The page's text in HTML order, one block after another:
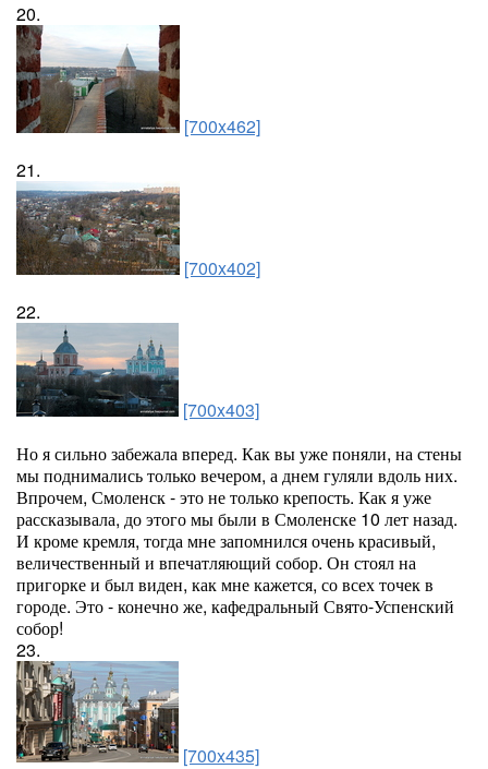
20.
[700x462]
21.
[700x402]
22.
[700x403]
Но я сильно забежала вперед. Как вы уже поняли, на стены
мы поднимались только вечером, а днем гуляли вдоль них.
Впрочем, Смоленск - это не только крепость. Как я уже
рассказывала, до этого мы были в Смоленске 10 лет назад.
И кроме кремля, тогда мне запомнился очень красивый,
величественный и впечатляющий собор. Он стоял на
пригорке и был виден, как мне кажется, со всех точек в
городе. Это - конечно же, кафедральный Свято-Успенский
собор!
23.
[700x435]